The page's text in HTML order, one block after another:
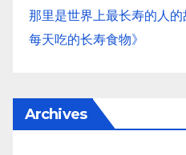
那里是世界上最长寿的人
每天吃的长寿食物》
Archives